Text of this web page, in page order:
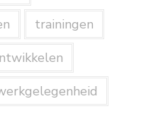
trainingen